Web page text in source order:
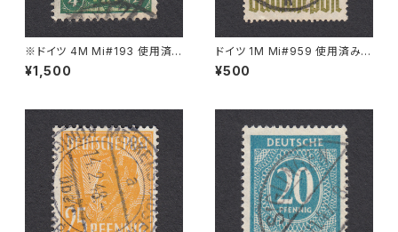
※ドイツ 4M Mi#193 使用済
み切手｜VARREL 30.11.1922
¥1,500
ドイツ 1M Mi#959 使用済み切
手｜STENDAL 11.8.1947
¥500